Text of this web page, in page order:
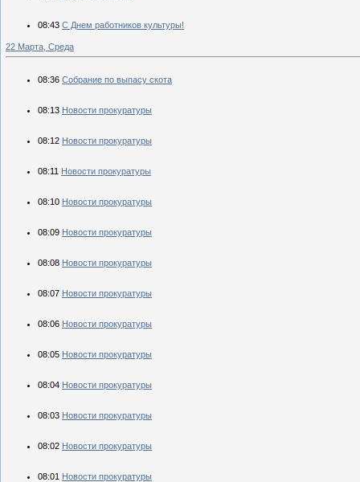
08:43 С Днем работников культуры!
22 Марта, Среда
08:36 Собрание по выпасу скота
08:13 Новости прокуратуры
08:12 Новости прокуратуры
08:11 Новости прокуратуры
08:10 Новости прокуратуры
08:09 Новости прокуратуры
08:08 Новости прокуратуры
08:07 Новости прокуратуры
08:06 Новости прокуратуры
08:05 Новости прокуратуры
08:04 Новости прокуратуры
08:03 Новости прокуратуры
08:02 Новости прокуратуры
08:01 Новости прокуратуры